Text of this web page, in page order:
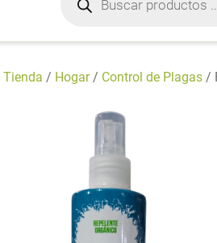
Tienda / Hogar/ Control de Plagas /